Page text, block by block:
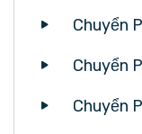
Chuyển
Chuyển
Chuyển